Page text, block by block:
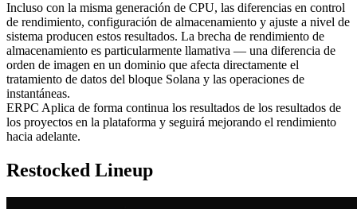
Incluso con la misma generación de CPU, las diferencias en control
de rendimiento, configuración de almacenamiento y ajuste a nivel de
sistema producen estos resultados. La brecha de rendimiento de
almacenamiento es particularmente llamativa — una diferencia de
orden de imagen en un dominio que afecta directamente el
tratamiento de datos del bloque Solana y las operaciones de
instantáneas.
ERPC Aplica de forma continua los resultados de los resultados de
los proyectos en la plataforma y seguirá mejorando el rendimiento
hacia adelante.
Restocked Lineup